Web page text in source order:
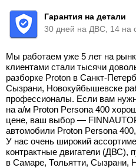
Гарантия на детали
30 дней на ДВС, 14 на
Мы работаем уже 5 лет на
клиентами стали тысячи
разборке Proton в Санкт-
Сызрани, Новокуйбышевске
профессионалы. Если вам
на а/м Proton Persona 400
цене, ваш выбор —
автомобили Proton Persona
У нас очень широкий
контрактные двигатели (ДВС),
в Самаре, Тольятти, Сызрани,